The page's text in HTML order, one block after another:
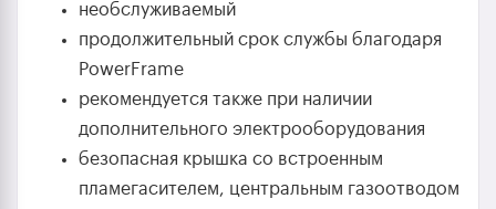
необслуживаемый
продолжительный срок службы благодаря
PowerFrame
рекомендуется также при наличии
дополнительного электрооборудования
безопасная крышка со встроенным
пламегасителем, центральным газоотводом